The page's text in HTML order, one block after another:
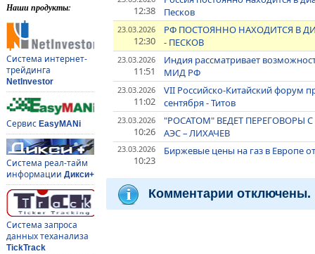
Наши продукты:
Система интернет-
трейдинга
NetInvestor
Сервис EasyMANi
Система реал-тайм
информации Дикси+
Система запроса
данных теханализа
TickTrack
12:38
Песков
23.03.2026
12:30
РФ ПОСТОЯННО НАХОДИТСЯ В
- ПЕСКОВ
23.03.2026
11:51
Индия рассматривает
МИД РФ
23.03.2026
11:02
VII Российско-Китайский форум
сентября - Титов
23.03.2026
10:26
"РОСАТОМ" ВЕДЕТ
АЭС – ЛИХАЧЕВ
23.03.2026
10:23
Биржевые цены на газ в Европе
Комментарии отключены.